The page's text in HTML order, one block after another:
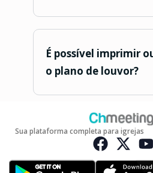
É possível imprimir
o plano de louvor?
Sua plataforma completa para igrejas